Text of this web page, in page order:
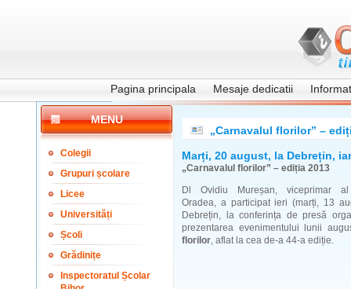
Pagina principala Mesaje dedicatii
MENU
Colegii
Grupuri școlare
Licee
Universități
Școli
Grădinițe
Inspectoratul Școlar
„Carnavalul florilor” –
Marți, 20 august, la Debrețin,
„Carnavalul florilor” – ediția 2013
Dl Ovidiu Mureșan, viceprimar al
Oradea, a participat ieri (marți, 13
Debrețin, la conferința de presă
prezentarea evenimentului lunii
florilor, aflat la cea de-a 44-a ediție.